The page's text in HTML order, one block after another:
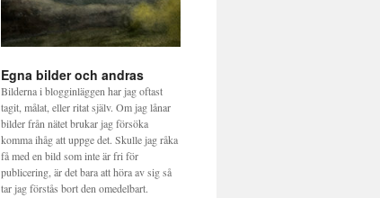
Egna bilder och andras
Bilderna i blogginläggen har jag oftast
tagit, målat, eller ritat själv. Om jag lånar
bilder från nätet brukar jag försöka
komma ihåg att uppge det. Skulle jag råka
få med en bild som inte är fri för
publicering, är det bara att höra av sig så
tar jag förstås bort den omedelbart.